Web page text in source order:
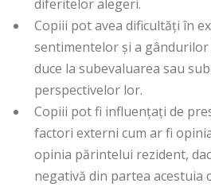
diferitelor alegeri.
Copiii pot avea dificultăți în
sentimentelor și a gândurilor
duce la subevaluarea sau
perspectivelor lor.
Copiii pot fi influențați de
factori externi cum ar fi
opinia părintelui rezident,
negativă din partea acestuia